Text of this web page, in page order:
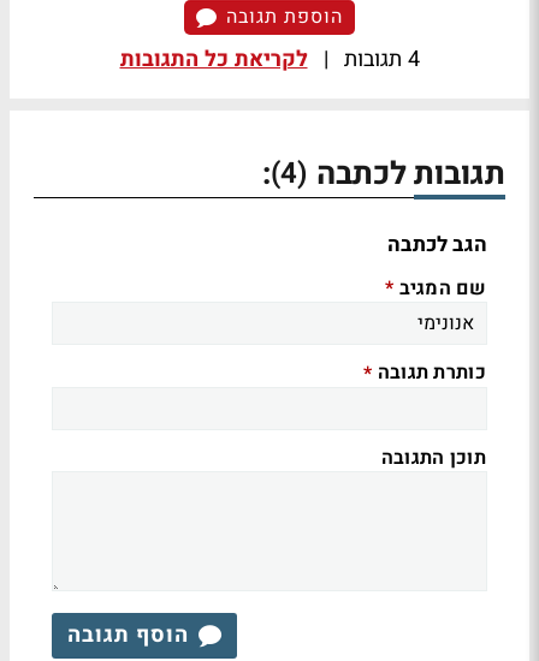
הוספת תגובה
4 תגובות | לקריאת כל התגובות
תגובות לכתבה (4)
:
הגב לכתבה
שם המגיב *
כותרת תגובה *
תוכן התגובה
הוסף תגובה